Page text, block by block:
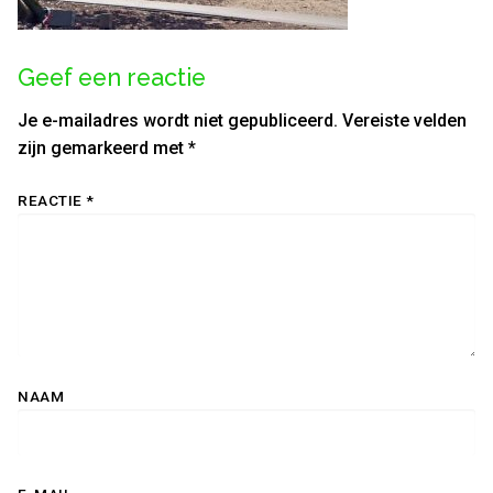
Geef een reactie
Je e-mailadres wordt niet gepubliceerd. Vereiste velden
zijn gemarkeerd met *
REACTIE *
NAAM